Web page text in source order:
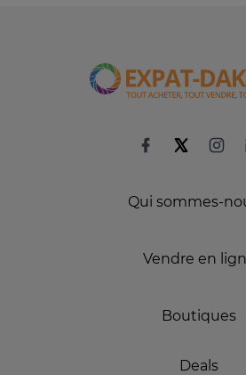
Qui sommes-
Vendre en
Boutiques
Deals